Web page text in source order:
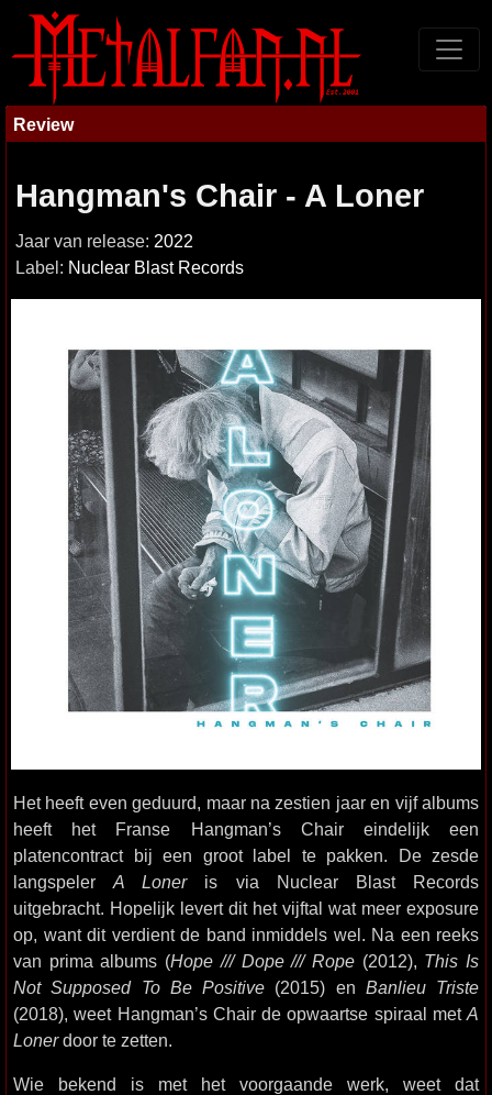
Review
Hangman's Chair - A Loner
Jaar van release: 2022
Label: Nuclear Blast Records
Het heeft even geduurd, maar na zestien jaar en vijf albums
heeft het Franse Hangman’s Chair eindelijk een
platencontract bij een groot label te pakken. De zesde
langspelerA Loneris via Nuclear Blast Records
uitgebracht. Hopelijk levert dit het vijftal wat meer exposure
op, want dit verdient de band inmiddels wel. Na een reeks
van prima albums (Hope /// Dope /// Rope(2012), This Is
Not Supposed To Be Positive (2015) en Banlieu Triste
(2018), weet Hangman’s Chair de opwaartse spiraal met A
Lonerdoor te zetten.
Wie bekend is met het voorgaande werk, weet dat